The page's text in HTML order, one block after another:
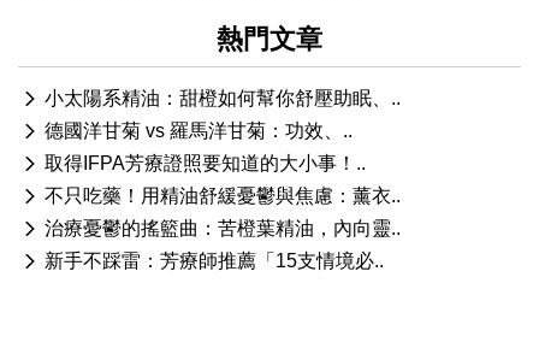
熱門文章
小太陽系精油：甜橙如何幫你舒壓助眠、..
德國洋甘菊 vs 羅馬洋甘菊：功效、..
取得IFPA芳療證照要知道的大小事！..
不只吃藥！用精油舒緩憂鬱與焦慮：薰衣..
治療憂鬱的搖籃曲：苦橙葉精油，內向靈..
新手不踩雷：芳療師推薦「15支情境必..